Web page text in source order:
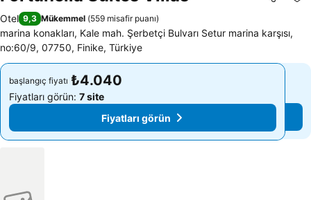
Otel 9,3 Mükemmel (559 misafir puanı)
marina konakları, Kale mah. Şerbetçi Bulvarı Setur marina karşısı,
no:60/9, 07750, Finike, Türkiye
başlangıç fiyatı ₺4.040
Fiyatları görün: 7 site
Fiyatları görün
başlangıç fiyatı ₺4.040
Fiyatları görün: 7 site
Fiyatları görün